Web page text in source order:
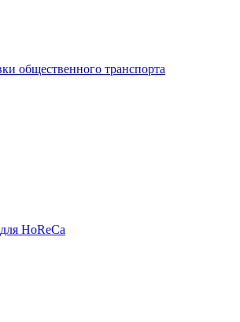
общественного транспорта
HoReCa